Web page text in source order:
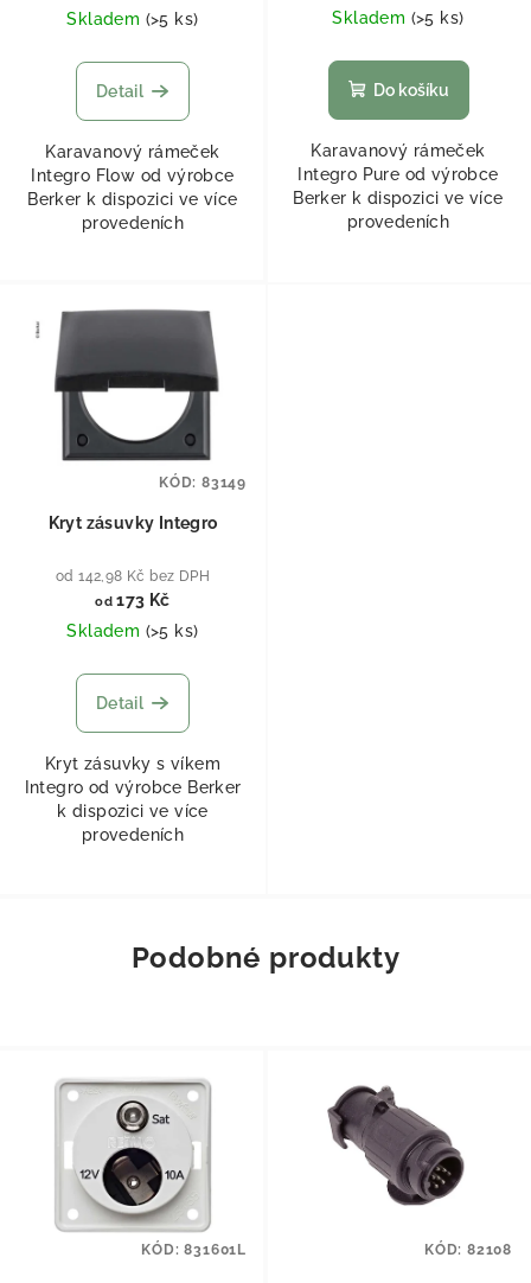
Skladem (>5 ks)
Detail
Karavanový rámeček
Integro Flow od výrobce
Berker k dispozici ve více
provedeních
Skladem (>5 ks)
Do košíku
Karavanový rámeček
Integro Pure od výrobce
Berker k dispozici ve více
provedeních
Kryt zásuvky Integro
od 142,98 Kč bez DPH
od 173 Kč
Skladem (>5 ks)
Detail
Kryt zásuvky s víkem
Integro od výrobce Berker
k dispozici ve více
provedeních
KÓD: 83149
Podobné produkty
KÓD:831601L KÓD: 82108